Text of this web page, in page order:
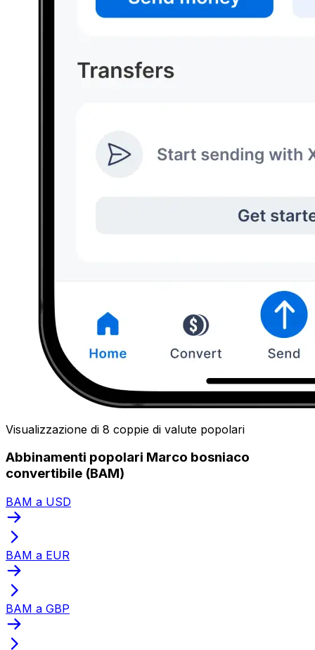
Visualizzazione di 8 coppie di valute popolari
Abbinamenti popolari Marco bosniaco
convertibile (BAM)
BAM a USD
BAM a EUR
BAM a GBP